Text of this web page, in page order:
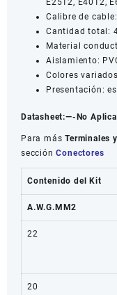
Calibre de
Cantidad total:
Material
Aislamiento:
Colores
Presentación:
Datasheet:—-No
Para másTerminales
secciónConectores
Contenido del Kit
A.W.G.MM2
22
20